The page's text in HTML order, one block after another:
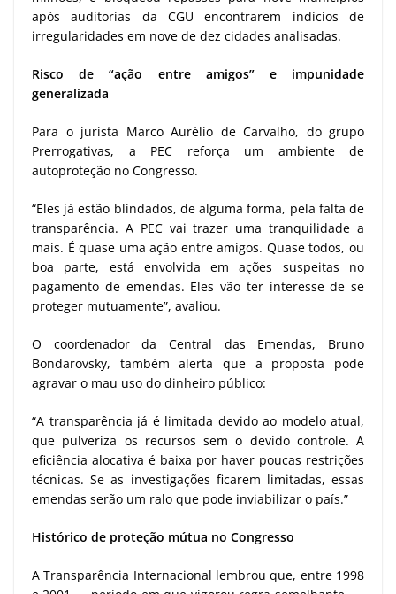
após auditorias da CGU encontrarem indícios de
irregularidades em nove de dez cidades analisadas.
Risco de “ação entre amigos” e impunidade
generalizada
Para o jurista Marco Aurélio de Carvalho, do grupo
Prerrogativas, a PEC reforça um ambiente de
autoproteção no Congresso.
“Eles já estão blindados, de alguma forma, pela falta de
transparência. A PEC vai trazer uma tranquilidade a
mais. É quase uma ação entre amigos. Quase todos, ou
boa parte, está envolvida em ações suspeitas no
pagamento de emendas. Eles vão ter interesse de se
proteger mutuamente”, avaliou.
O coordenador da Central das Emendas, Bruno
Bondarovsky, também alerta que a proposta pode
agravar o mau uso do dinheiro público:
“A transparência já é limitada devido ao modelo atual,
que pulveriza os recursos sem o devido controle. A
eficiência alocativa é baixa por haver poucas restrições
técnicas. Se as investigações ficarem limitadas, essas
emendas serão um ralo que pode inviabilizar o país.”
Histórico de proteção mútua no Congresso
A Transparência Internacional lembrou que, entre 1998